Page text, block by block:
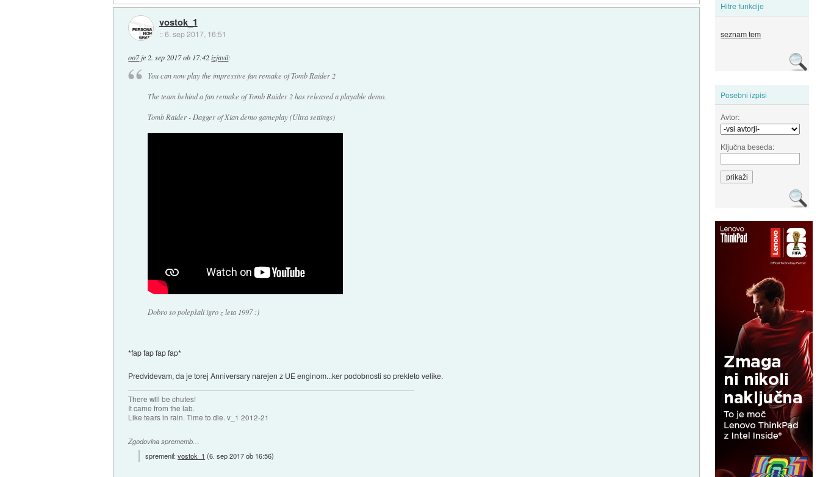
Hitre funkcije
seznam tem
Posebni izpisi
Avtor:
Ključna beseda:
vostok_1
::6. sep 2017, 16:51
oo7je 2. sep 2017 ob 17:42 izjavil:
You can now play the impressive fan remake of Tomb Raider 2
The team behind a fan remake of Tomb Raider 2 has released a playable demo.
Tomb Raider - Dagger of Xian demo gameplay (Ultra settings)
Dobro so polepšali igro z leta 1997 :)
*fap fap fap fap*
Predvidevam, da je torej Anniversary narejen z UE enginom...ker podobnosti so prekleto velike.
There will be chutes!
It came from the lab.
Like tears in rain. Time to die. v_1 2012-21
Zgodovina sprememb…
spremenil:vostok_1 (6. sep 2017 ob 16:56)